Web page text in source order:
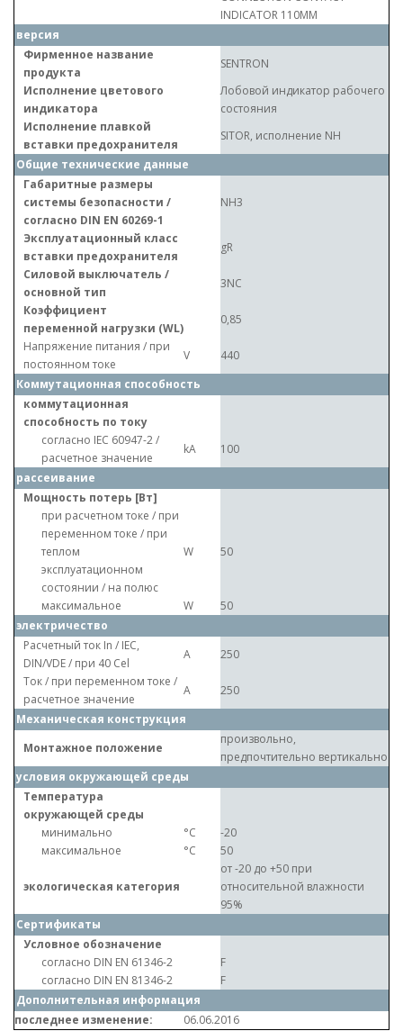
INDICATOR 110MM
версия
Фирменное название
продукта
SENTRON
Исполнение цветового
индикатора
Лобовой индикатор рабочего
состояния
Исполнение плавкой
вставки предохранителя
SITOR, исполнение NH
Общие технические данные
Габаритные размеры
системы безопасности /
согласно DIN EN 60269-1
NH3
Эксплуатационный класс
вставки предохранителя
gR
Силовой выключатель /
основной тип
3NC
Коэффициент
переменной нагрузки (WL)
0,85
Напряжение питания / при
постоянном токе
V
440
Коммутационная способность
коммутационная
способность по току
согласно IEC 60947-2 /
расчетное значение
kA
100
рассеивание
Мощность потерь [Вт]
при расчетном токе / при
переменном токе / при
теплом
эксплуатационном
состоянии / на полюс
W 50
максимальное W
50
электричество
Расчетный ток In / IEC,
DIN/VDE / при 40 Cel
A
250
Ток / при переменном токе /
расчетное значение
A
250
Механическая конструкция
Монтажное положение
произвольно,
предпочтительно вертикально
условия окружающей среды
Температура
окружающей среды
минимально
°C
-20
максимальное
°C 50
экологическая категория
от -20 до +50 при
относительной влажности
95%
Сертификаты
Условное обозначение
согласно DIN EN 61346-2
F
согласно DIN EN 81346-2
F
Дополнительная информация
последнее изменение:
06.06.2016